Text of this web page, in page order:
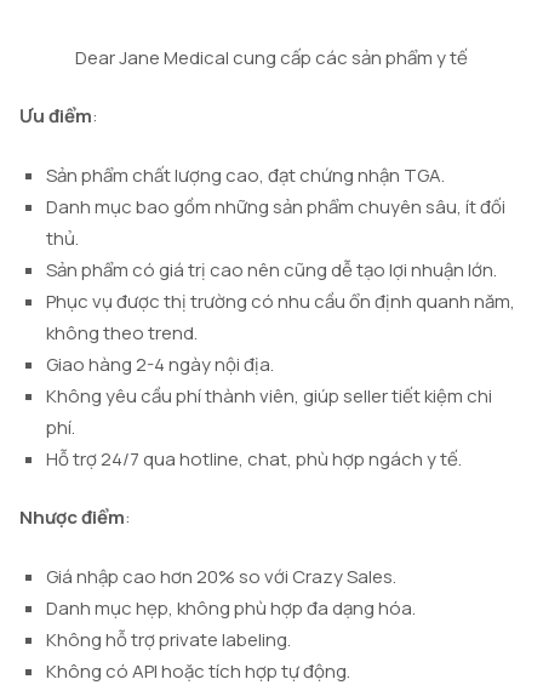
Dear Jane Medical cung cấp các sản phẩm y tế
Ưu điểm:
Sản phẩm chất lượng cao, đạt chứng nhận TGA.
Danh mục bao gồm những sản phẩm chuyên sâu, ít đối
thủ.
Sản phẩm có giá trị cao nên cũng dễ tạo lợi nhuận lớn.
Phục vụ được thị trường có nhu cầu ổn định quanh năm,
không theo trend.
Giao hàng 2-4 ngày nội địa.
Không yêu cầu phí thành viên, giúp seller tiết kiệm chi
phí.
Hỗ trợ 24/7 qua hotline, chat, phù hợp ngách y tế.
Nhược điểm:
Giá nhập cao hơn 20% so với Crazy Sales.
Danh mục hẹp, không phù hợp đa dạng hóa.
Không hỗ trợ private labeling.
Không có API hoặc tích hợp tự động.